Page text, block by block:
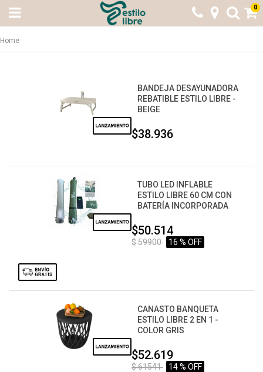
0
Home
BANDEJA DESAYUNADORA
REBATIBLE ESTILO LIBRE -
BEIGE
$38.936
TUBO LED INFLABLE
ESTILO LIBRE 60 CM CON
BATERÍA INCORPORADA
$50.514
$ 59900 16 % OFF
CANASTO BANQUETA
ESTILO LIBRE 2 EN 1 -
COLOR GRIS
$52.619
$ 61541 14 % OFF